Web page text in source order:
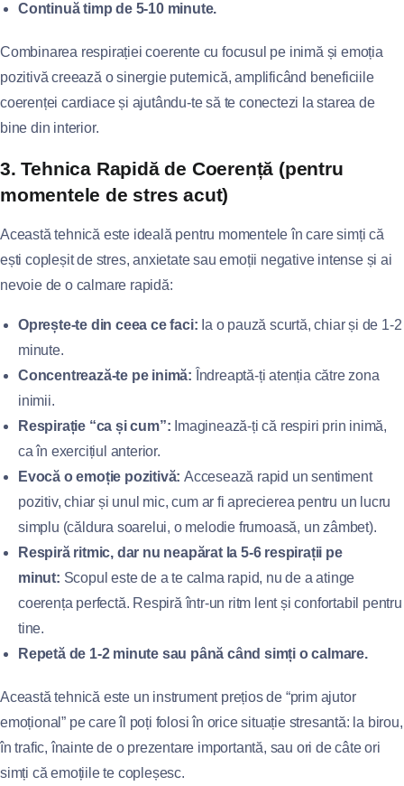
Continuă timp de 5-10 minute.
Combinarea respirației coerente cu focusul pe inimă și emoția
pozitivă creează o sinergie puternică, amplificând beneficiile
coerenței cardiace și ajutându-te să te conectezi la starea de
bine din interior.
3. Tehnica Rapidă de Coerență (pentru
momentele de stres acut)
Această tehnică este ideală pentru momentele în care simți că
ești copleșit de stres, anxietate sau emoții negative intense și ai
nevoie de o calmare rapidă:
Oprește-te din ceea ce faci: Ia o pauză scurtă, chiar și de 1-2
minute.
Concentrează-te pe inimă: Îndreaptă-ți atenția către zona
inimii.
Respirație “ca și cum”: Imaginează-ți că respiri prin inimă,
ca în exercițiul anterior.
Evocă o emoție pozitivă: Accesează rapid un sentiment
pozitiv, chiar și unul mic, cum ar fi aprecierea pentru un lucru
simplu (căldura soarelui, o melodie frumoasă, un zâmbet).
Respiră ritmic, dar nu neapărat la 5-6 respirații pe
minut: Scopul este de a te calma rapid, nu de a atinge
coerența perfectă. Respiră într-un ritm lent și confortabil pentru
tine.
Repetă de 1-2 minute sau până când simți o calmare.
Această tehnică este un instrument prețios de “prim ajutor
emoțional” pe care îl poți folosi în orice situație stresantă: la birou,
în trafic, înainte de o prezentare importantă, sau ori de câte ori
simți că emoțiile te copleșesc.